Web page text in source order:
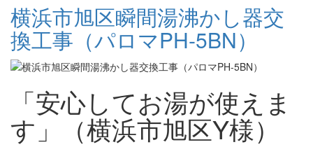
横浜市旭区瞬間湯沸かし器交
換工事（パロマPH-5BN）
「安心してお湯が使えま
す」（横浜市旭区Y様）